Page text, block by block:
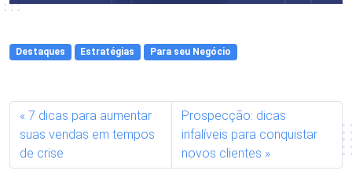
Destaques Estratégias Para seu Negócio
7 dicas para aumentar
suas vendas em tempos
de crise
Prospecção: dicas
infalíveis para conquistar
novos clientes